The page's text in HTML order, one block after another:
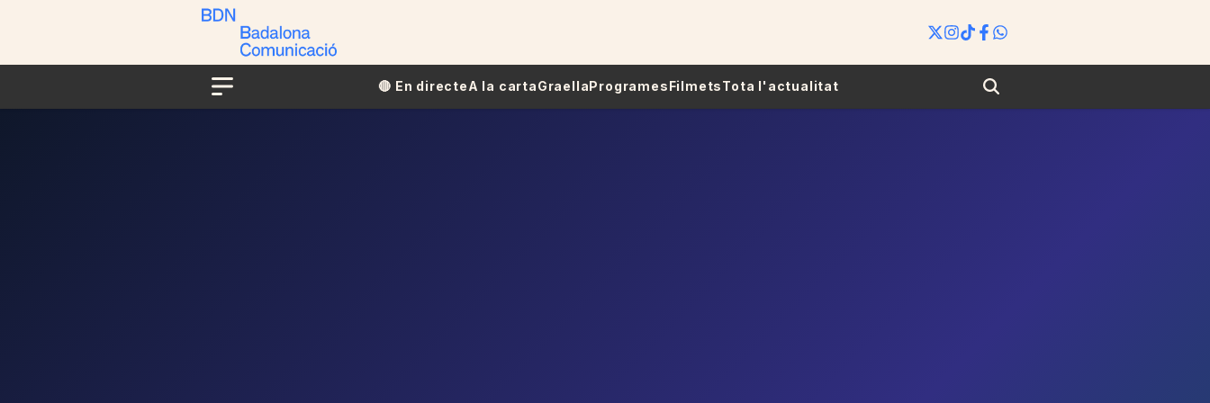
Menu
🔴​​ En directeA la cartaGraellaProgramesFilmetsTota l'actualitat Search